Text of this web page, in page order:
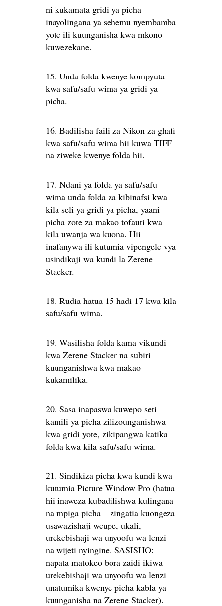
ni kukamata gridi ya picha
inayolingana ya sehemu nyembamba
yote ili kuunganisha kwa mkono
kuwezekane.
15. Unda folda kwenye kompyuta
kwa safu/safu wima ya gridi ya
picha.
16. Badilisha faili za Nikon za ghafi
kwa safu/safu wima hii kuwa TIFF
na ziweke kwenye folda hii.
17. Ndani ya folda ya safu/safu
wima unda folda za kibinafsi kwa
kila seli ya gridi ya picha, yaani
picha zote za makao tofauti kwa
kila uwanja wa kuona. Hii
inafanywa ili kutumia vipengele vya
usindikaji wa kundi la Zerene
Stacker.
18. Rudia hatua 15 hadi 17 kwa kila
safu/safu wima.
19. Wasilisha folda kama vikundi
kwa Zerene Stacker na subiri
kuunganishwa kwa makao
kukamilika.
20. Sasa inapaswa kuwepo seti
kamili ya picha zilizounganishwa
kwa gridi yote, zikipangwa katika
folda kwa kila safu/safu wima.
21. Sindikiza picha kwa kundi kwa
kutumia Picture Window Pro (hatua
hii inaweza kubadilishwa kulingana
na mpiga picha – zingatia kuongeza
usawazishaji weupe, ukali,
urekebishaji wa unyoofu wa lenzi
na wijeti nyingine. SASISHO:
napata matokeo bora zaidi ikiwa
urekebishaji wa unyoofu wa lenzi
unatumika kwenye picha kabla ya
kuunganisha na Zerene Stacker).